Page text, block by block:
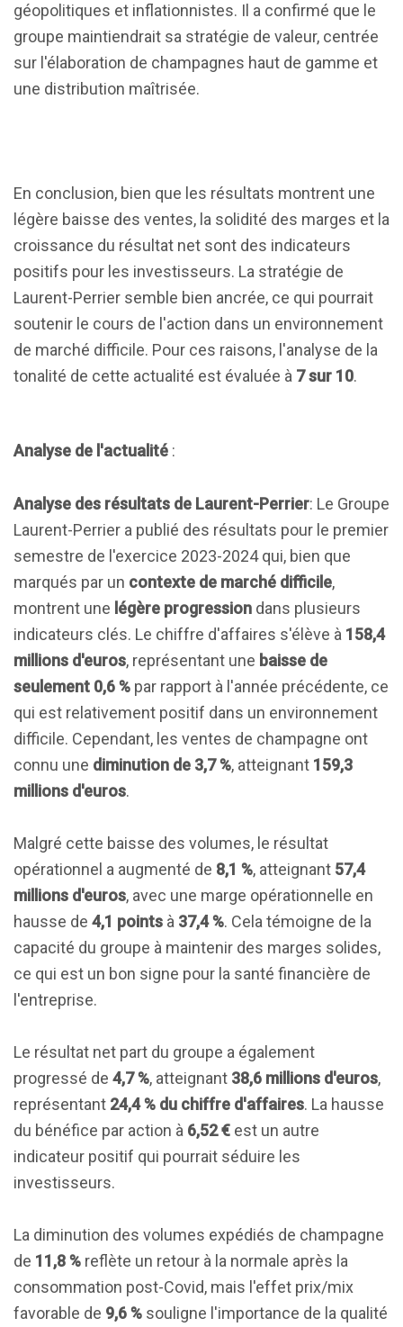
géopolitiques et inflationnistes. Il a confirmé que le
groupe maintiendrait sa stratégie de valeur, centrée
sur l'élaboration de champagnes haut de gamme et
une distribution maîtrisée.
En conclusion, bien que les résultats montrent une
légère baisse des ventes, la solidité des marges et la
croissance du résultat net sont des indicateurs
positifs pour les investisseurs. La stratégie de
Laurent-Perrier semble bien ancrée, ce qui pourrait
soutenir le cours de l'action dans un environnement
de marché difficile. Pour ces raisons, l'analyse de la
tonalité de cette actualité est évaluée à 7 sur 10.
Analyse de l'actualité :
Analyse des résultats de Laurent-Perrier: Le Groupe
Laurent-Perrier a publié des résultats pour le premier
semestre de l'exercice 2023-2024 qui, bien que
marqués par un contexte de marché difficile,
montrent une légère progression dans plusieurs
indicateurs clés. Le chiffre d'affaires s'élève à 158,4
millions d'euros, représentant une baisse de
seulement 0,6 % par rapport à l'année précédente, ce
qui est relativement positif dans un environnement
difficile. Cependant, les ventes de champagne ont
connu une diminution de 3,7 %, atteignant 159,3
millions d'euros.
Malgré cette baisse des volumes, le résultat
opérationnel a augmenté de 8,1 %, atteignant 57,4
millions d'euros, avec une marge opérationnelle en
hausse de 4,1 points à 37,4 %. Cela témoigne de la
capacité du groupe à maintenir des marges solides,
ce qui est un bon signe pour la santé financière de
l'entreprise.
Le résultat net part du groupe a également
progressé de 4,7 %, atteignant 38,6 millions d'euros,
représentant 24,4 % du chiffre d'affaires. La hausse
du bénéfice par action à 6,52 € est un autre
indicateur positif qui pourrait séduire les
investisseurs.
La diminution des volumes expédiés de champagne
de 11,8 % reflète un retour à la normale après la
consommation post-Covid, mais l'effet prix/mix
favorable de 9,6 % souligne l'importance de la qualité